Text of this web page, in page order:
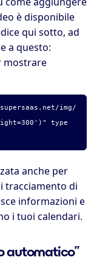
è disponibile
qui sotto, ad
a questo:
mostrare
img/
type
anche per
tracciamento di
informazioni e
i tuoi calendari.
automatico”